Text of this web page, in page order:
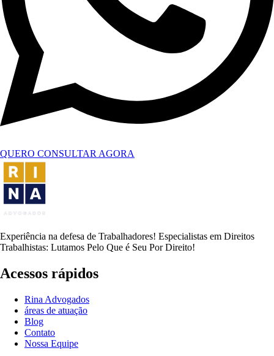
QUERO CONSULTAR AGORA
Experiência na defesa de Trabalhadores! Especialistas em Direitos
Trabalhistas: Lutamos Pelo Que é Seu Por Direito!
Acessos rápidos
Rina Advogados
áreas de atuação
Blog
Contato
Nossa Equipe